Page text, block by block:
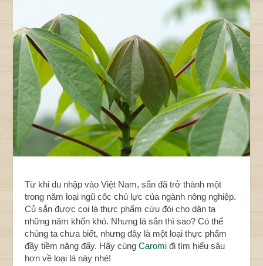
Từ khi du nhập vào Việt Nam, sắn đã trở thành một
trong năm loại ngũ cốc chủ lực của ngành nông nghiệp.
Củ sắn được coi là thực phẩm cứu đói cho dân ta
những năm khốn khó. Nhưng lá sắn thì sao? Có thể
chúng ta chưa biết, nhưng đây là một loại thực phẩm
đầy tiềm năng đấy. Hãy cùngCaromi đi tìm hiểu sâu
hơn về loại lá này nhé!